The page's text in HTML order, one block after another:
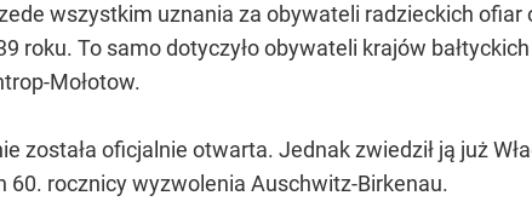
wszystkim uznania za obywateli radzieckich
roku. To samo dotyczyło obywateli krajów
Mołotow.
została oficjalnie otwarta. Jednak zwiedził ją już
60. rocznicy wyzwolenia Auschwitz-Birkenau.